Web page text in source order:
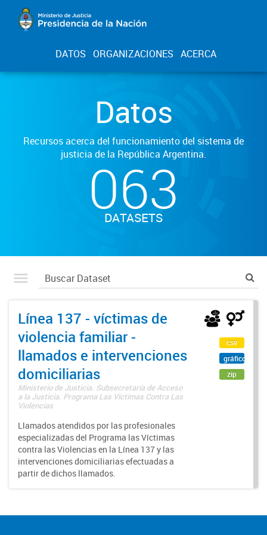
DATOS ORGANIZACIONES ACERCA
Datos
Recursos acerca del funcionamiento del sistema de
justicia de la República Argentina.
063
DATASETS
Línea 137 - víctimas de
violencia familiar -
llamados e intervenciones
domiciliarias
Ministerio de Justicia. Subsecretaría de Acceso
a la Justicia. Programa Las Víctimas Contra Las
Violencias
Llamados atendidos por las profesionales
especializadas del Programa las Víctimas
contra las Violencias en la Línea 137 y las
intervenciones domiciliarias efectuadas a
partir de dichos llamados.
csv
gráfico
zip